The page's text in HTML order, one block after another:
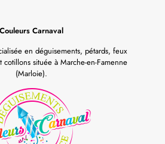
Couleurs Carnaval
en déguisements, pétards, feux
située à Marche-en-Famenne
(Marloie).